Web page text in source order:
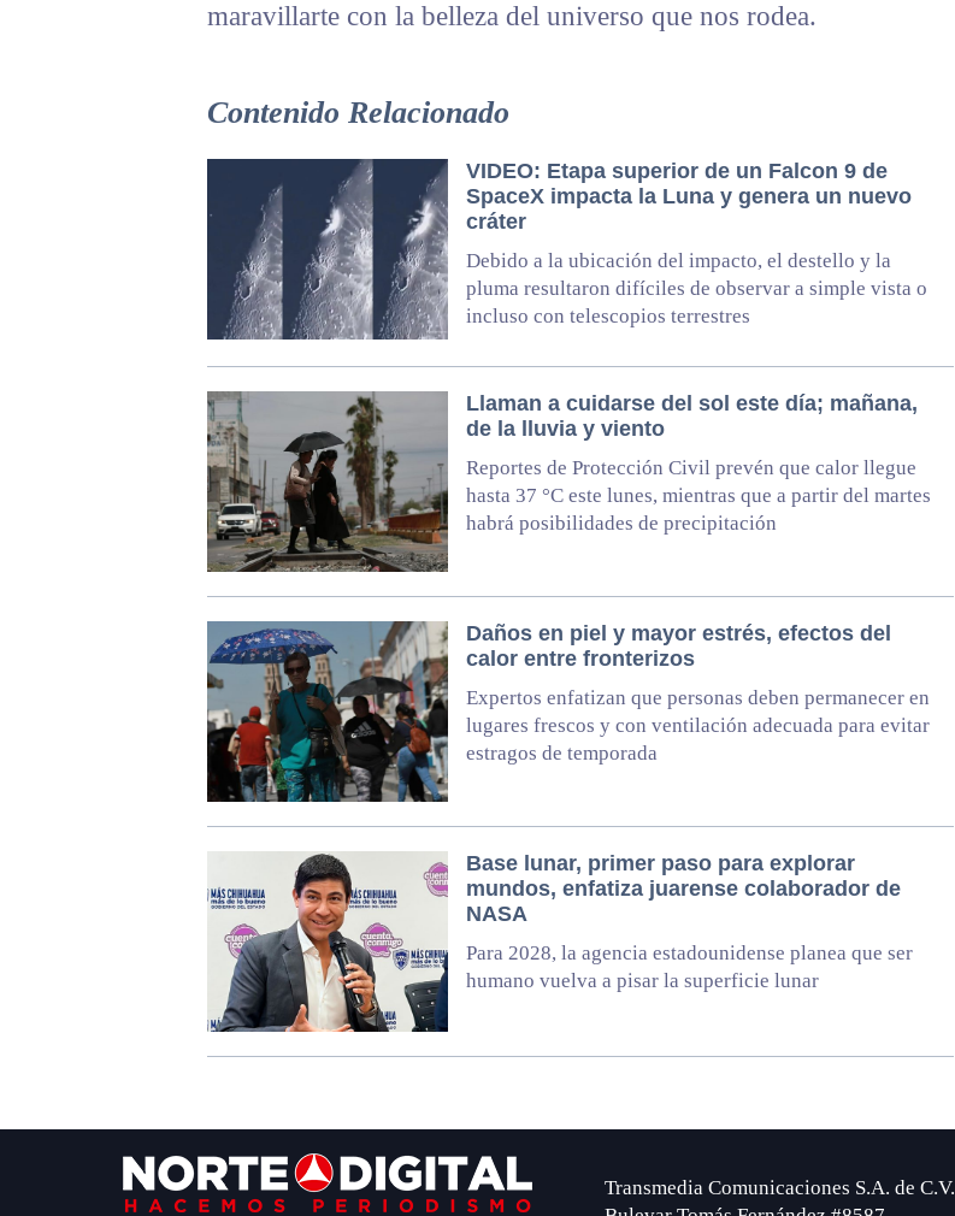
maravillarte con la belleza del universo que nos rodea.
Contenido Relacionado
VIDEO: Etapa superior de un Falcon 9 de
SpaceX impacta la Luna y genera un nuevo
cráter
Debido a la ubicación del impacto, el destello y la
pluma resultaron difíciles de observar a simple vista o
incluso con telescopios terrestres
Llaman a cuidarse del sol este día; mañana,
de la lluvia y viento
Reportes de Protección Civil prevén que calor llegue
hasta 37 °C este lunes, mientras que a partir del martes
habrá posibilidades de precipitación
Daños en piel y mayor estrés, efectos del
calor entre fronterizos
Expertos enfatizan que personas deben permanecer en
lugares frescos y con ventilación adecuada para evitar
estragos de temporada
Base lunar, primer paso para explorar
mundos, enfatiza juarense colaborador de
NASA
Para 2028, la agencia estadounidense planea que ser
humano vuelva a pisar la superficie lunar
Transmedia Comunicaciones S.A. de C.V.